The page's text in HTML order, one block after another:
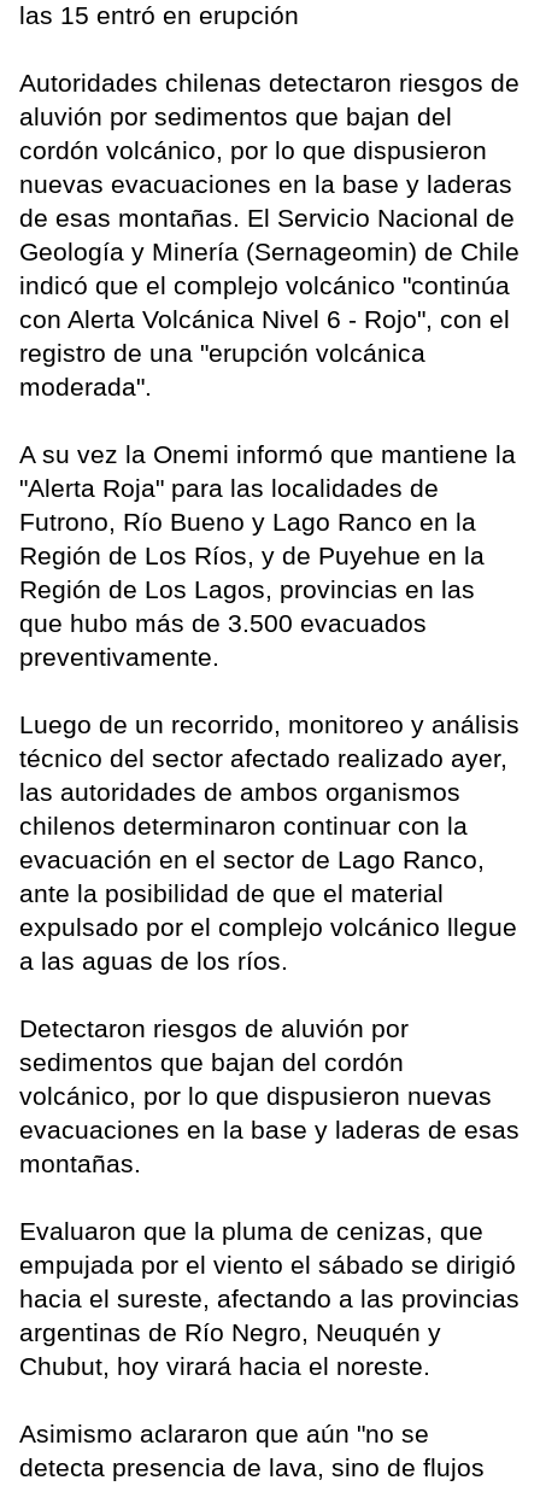
las 15 entró en erupción
Autoridades chilenas detectaron riesgos de
aluvión por sedimentos que bajan del
cordón volcánico, por lo que dispusieron
nuevas evacuaciones en la base y laderas
de esas montañas. El Servicio Nacional de
Geología y Minería (Sernageomin) de Chile
indicó que el complejo volcánico "continúa
con Alerta Volcánica Nivel 6 - Rojo", con el
registro de una "erupción volcánica
moderada".
A su vez la Onemi informó que mantiene la
"Alerta Roja" para las localidades de
Futrono, Río Bueno y Lago Ranco en la
Región de Los Ríos, y de Puyehue en la
Región de Los Lagos, provincias en las
que hubo más de 3.500 evacuados
preventivamente.
Luego de un recorrido, monitoreo y análisis
técnico del sector afectado realizado ayer,
las autoridades de ambos organismos
chilenos determinaron continuar con la
evacuación en el sector de Lago Ranco,
ante la posibilidad de que el material
expulsado por el complejo volcánico llegue
a las aguas de los ríos.
Detectaron riesgos de aluvión por
sedimentos que bajan del cordón
volcánico, por lo que dispusieron nuevas
evacuaciones en la base y laderas de esas
montañas.
Evaluaron que la pluma de cenizas, que
empujada por el viento el sábado se dirigió
hacia el sureste, afectando a las provincias
argentinas de Río Negro, Neuquén y
Chubut, hoy virará hacia el noreste.
Asimismo aclararon que aún "no se
detecta presencia de lava, sino de flujos